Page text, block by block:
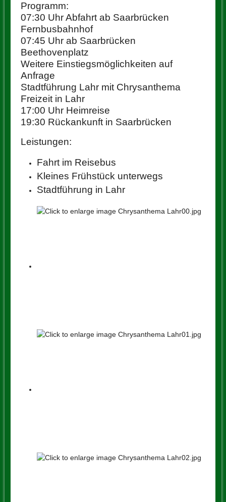
Programm:
07:30 Uhr Abfahrt ab Saarbrücken
Fernbusbahnhof
07:45 Uhr ab Saarbrücken
Beethovenplatz
Weitere Einstiegsmöglichkeiten auf
Anfrage
Stadtführung Lahr mit Chrysanthema
Freizeit in Lahr
17:00 Uhr Heimreise
19:30 Rückankunft in Saarbrücken
Leistungen:
Fahrt im Reisebus
Kleines Frühstück unterwegs
Stadtführung in Lahr